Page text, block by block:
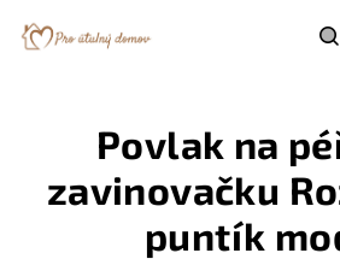
Povlak na
zavinovačku
puntík